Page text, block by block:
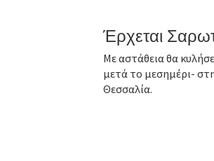
Έρχεται
Με αστάθεια θα
μετά το μεσημέρι-
Θεσσαλία.